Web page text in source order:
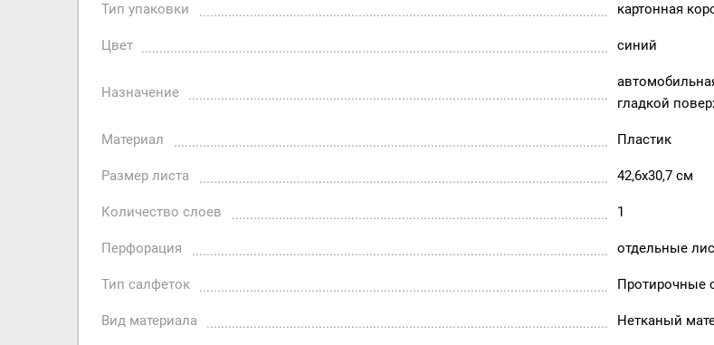
Тип упаковки картонная
Цвет синий
Назначение
гладкой
Материал Пластик
Размер листа 42,6х30,7 см
Количество слоев 1
Перфорация отдельные
Тип салфеток Протирочные
Вид материала Нетканый